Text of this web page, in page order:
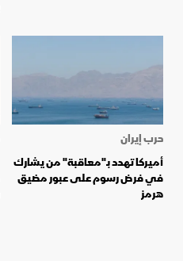
حرب إيران
أميركا تهدد بـ"معاقبة" من يشارك
في فرض رسوم على عبور مضيق
هرمز